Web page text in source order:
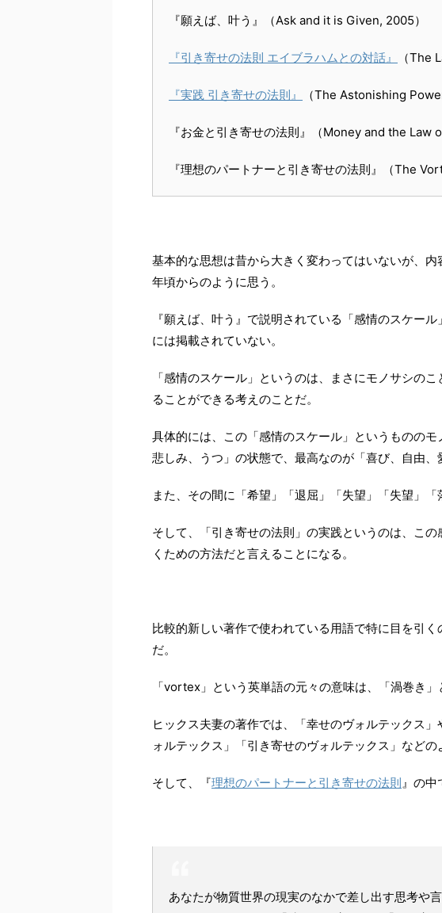
『願えば、叶う』（Ask and it is Given, 2005）
『引き寄せの法則 エイブラハムとの対話』 （The
『実践 引き寄せの法則』 （The Astonishing
『お金と引き寄せの法則』（Money and the Law
『理想のパートナーと引き寄せの法則』（The
基本的な思想は昔から大きく変わってはいないが、
年頃からのように思う。
『願えば、叶う』で説明されている「感情のスケー
には掲載されていない。
「感情のスケール」というのは、まさにモノサシの
ることができる考えのことだ。
具体的には、この「感情のスケール」というものの
悲しみ、うつ」の状態で、最高なのが「喜び、自由、
また、その間に「希望」「退屈」「失望」「失望」「
そして、「引き寄せの法則」の実践というのは、こ
くための方法だと言えることになる。
比較的新しい著作で使われている用語で特に目を引
だ。
「vortex」という英単語の元々の意味は、「渦巻き」
ヒックス夫妻の著作では、「幸せのヴォルテックス
ォルテックス」「引き寄せのヴォルテックス」などの
そして、『理想のパートナーと引き寄せの法則 』の中
あなたが物質世界の現実のなかで差し出す思考や